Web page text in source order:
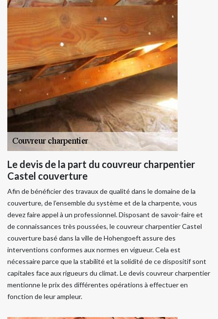
Le devis de la part du couvreur charpentier
Castel couverture
Afin de bénéficier des travaux de qualité dans le domaine de la
couverture, de l’ensemble du système et de la charpente, vous
devez faire appel à un professionnel. Disposant de savoir-faire et
de connaissances très poussées, le couvreur charpentier Castel
couverture basé dans la ville de Hohengoeft assure des
interventions conformes aux normes en vigueur. Cela est
nécessaire parce que la stabilité et la solidité de ce dispositif sont
capitales face aux rigueurs du climat. Le devis couvreur charpentier
mentionne le prix des différentes opérations à effectuer en
fonction de leur ampleur.